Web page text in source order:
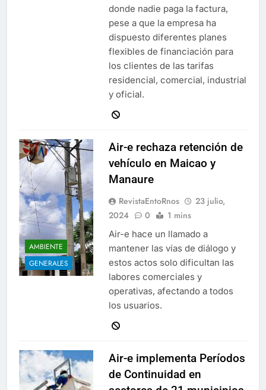
donde nadie paga la factura,
pese a que la empresa ha
dispuesto diferentes planes
flexibles de financiación para
los clientes de las tarifas
residencial, comercial, industrial
y oficial.
AMBIENTE
GENERALES
Air-e rechaza retención de
vehículo en Maicao y
Manaure
RevistaEntoRnos
23 julio,
2024
0 1 mins
Air-e hace un llamado a
mantener las vías de diálogo y
estos actos solo dificultan las
labores comerciales y
operativas, afectando a todos
los usuarios.
Air-e implementa Períodos
de Continuidad en